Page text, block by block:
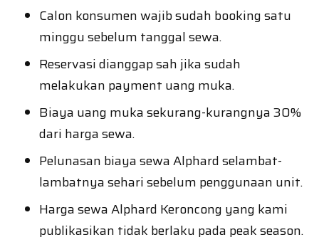
Calon konsumen wajib sudah booking satu
minggu sebelum tanggal sewa.
Reservasi dianggap sah jika sudah
melakukan payment uang muka.
Biaya uang muka sekurang-kurangnya 30%
dari harga sewa.
Pelunasan biaya sewa Alphard selambat-
lambatnya sehari sebelum penggunaan unit.
Harga sewa Alphard Keroncong yang kami
publikasikan tidak berlaku pada peak season.